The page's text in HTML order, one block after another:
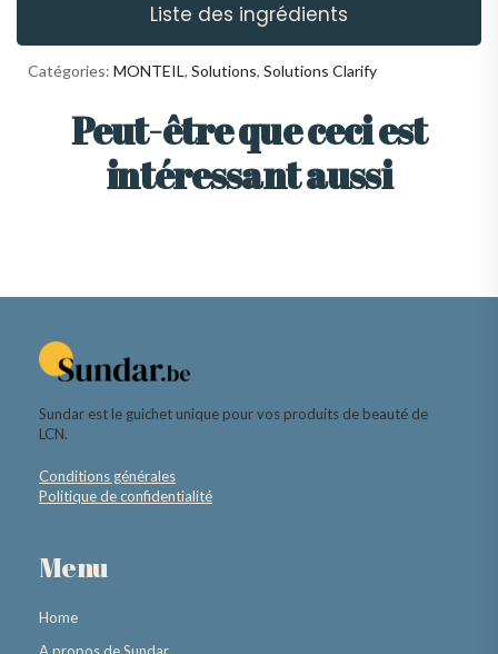
Liste des ingrédients
Catégories: MONTEIL, Solutions, Solutions Clarify
Peut-être que ceci est
intéressant aussi
Sundar est le guichet unique pour vos produits de beauté de
LCN.
Conditions générales
Politique de confidentialité
Menu
Home